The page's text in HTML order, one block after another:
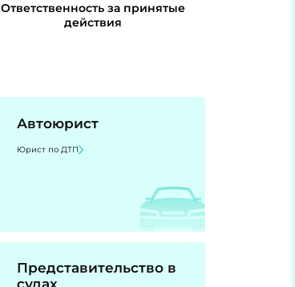
Ответственность за принятые
действия
Автоюрист
Юрист по ДТП
Представительство в